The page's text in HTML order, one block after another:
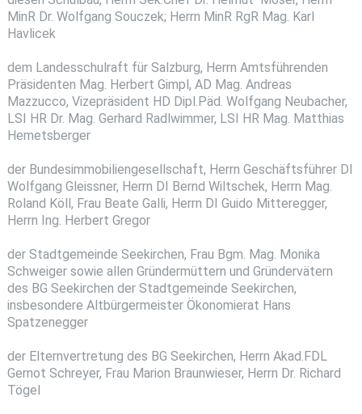
MinR Dr. Wolfgang Souczek; Herrn MinR RgR Mag. Karl
Havlicek
dem Landesschulraft für Salzburg, Herrn Amtsführenden
Präsidenten Mag. Herbert Gimpl, AD Mag. Andreas
Mazzucco, Vizepräsident HD Dipl.Päd. Wolfgang Neubacher,
LSI HR Dr. Mag. Gerhard Radlwimmer, LSI HR Mag. Matthias
Hemetsberger
der Bundesimmobiliengesellschaft, Herrn Geschäftsführer DI
Wolfgang Gleissner, Herrn DI Bernd Wiltschek, Herrn Mag.
Roland Köll, Frau Beate Galli, Herrn DI Guido Mitteregger,
Herrn Ing. Herbert Gregor
der Stadtgemeinde Seekirchen, Frau Bgm. Mag. Monika
Schweiger sowie allen Gründermüttern und Gründervätern
des BG Seekirchen der Stadtgemeinde Seekirchen,
insbesondere Altbürgermeister Ökonomierat Hans
Spatzenegger
der Elternvertretung des BG Seekirchen, Herrn Akad.FDL
Gernot Schreyer, Frau Marion Braunwieser, Herrn Dr. Richard
Tögel